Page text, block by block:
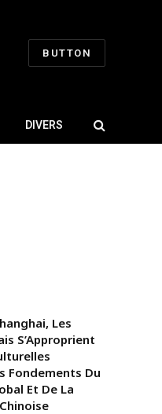
BUTTON
DIVERS
Les
S’Approprient
Fondements Du
Et De La